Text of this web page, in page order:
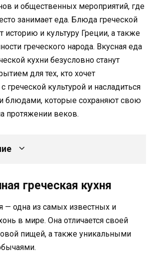
и общественных мероприятий, где
занимает еда. Блюда греческой
историю и культуру Греции, а также
греческого народа. Вкусная еда
кухни безусловно станут
для тех, кто хочет
греческой культурой и насладиться
блюдами, которые сохраняют свою
протяжении веков.
греческая кухня
— одна из самых известных и
в мире. Она отличается своей
пищей, а также уникальными